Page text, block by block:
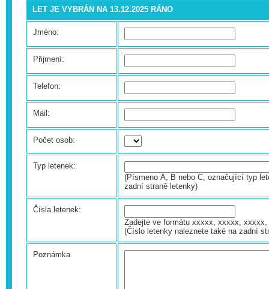
LET JE VYBRÁN NA 13.12.2025 RÁNO
Jméno:
Přijmení:
Telefon:
Mail:
Počet osob:
Typ letenek:
(Písmeno A, B nebo C, označující typ
zadní straně letenky)
Čísla letenek:
Zadejte ve formátu xxxxx, xxxxx, xxxxx,
(Číslo letenky naleznete také na zadní
Poznámka